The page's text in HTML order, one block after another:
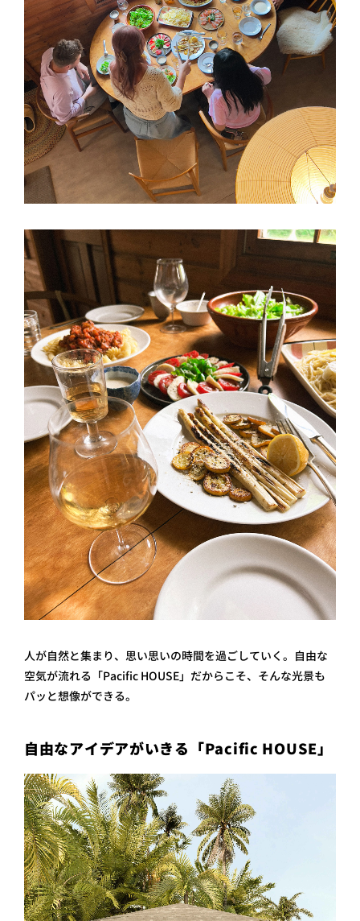
人が自然と集まり、思い思いの時間を過ごしていく。自由な
空気が流れる「Pacific HOUSE」だからこそ、そんな光景も
パッと想像ができる。
自由なアイデアがいきる「Pacific HOUSE」